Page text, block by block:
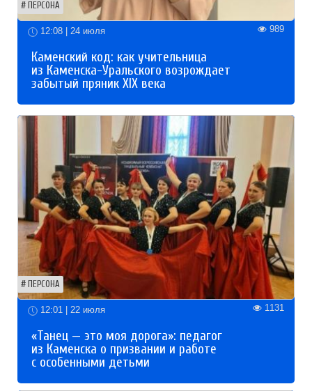
ПЕРСОНА
12:08 | 24 июля 989
Каменский код: как учительница
из Каменска-Уральского возрождает
забытый пряник XIX века
ПЕРСОНА
12:01 | 22 июля 1131
«Танец — это моя дорога»: педагог
из Каменска о призвании и работе
с особенными детьми